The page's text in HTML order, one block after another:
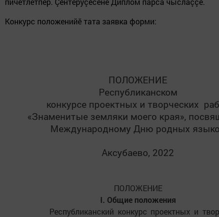
Конкурс положенийӗ тата заявка форми:
ПОЛОЖЕНИЕ
Республиканском
конкурсе проектных и творческих
«Знаменитые земляки моего края»,
Международному Дню родных
Аксубаево, 2022
ПОЛОЖЕНИЕ
I. Общие положения
Республиканский конкурс проектных и